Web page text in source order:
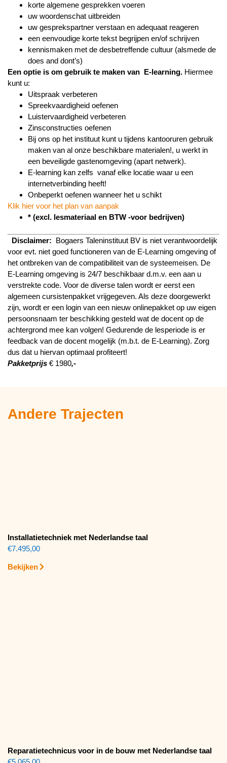
korte algemene gesprekken voeren
uw woordenschat uitbreiden
uw gesprekspartner verstaan en adequaat reageren
een eenvoudige korte tekst begrijpen en/of schrijven
kennismaken met de desbetreffende cultuur (alsmede de
does and dont’s)
Een optie is om gebruik te maken van E-learning. Hiermee
kunt u:
Uitspraak verbeteren
Spreekvaardigheid oefenen
Luistervaardigheid verbeteren
Zinsconstructies oefenen
Bij ons op het instituut kunt u tijdens kantooruren gebruik
maken van al onze beschikbare materialen!, u werkt in
een beveiligde gastenomgeving (apart netwerk).
E-learning kan zelfs vanaf elke locatie waar u een
internetverbinding heeft!
Onbeperkt oefenen wanneer het u schikt
Klik hier voor het plan van aanpak
* (excl. lesmateriaal en BTW -voor bedrijven)
Disclaimer: Bogaers Taleninstituut BV is niet verantwoordelijk
voor evt. niet goed functioneren van de E-Learning omgeving of
het ontbreken van de compatibiliteit van de systeemeisen. De
E-Learning omgeving is 24/7 beschikbaar d.m.v. een aan u
verstrekte code. Voor de diverse talen wordt er eerst een
algemeen cursistenpakket vrijgegeven. Als deze doorgewerkt
zijn, wordt er een login van een nieuw onlinepakket op uw eigen
persoonsnaam ter beschikking gesteld wat de docent op de
achtergrond mee kan volgen! Gedurende de lesperiode is er
feedback van de docent mogelijk (m.b.t. de E-Learning). Zorg
dus dat u hiervan optimaal profiteert!
Pakketprijs € 1980,-
Andere Trajecten
Installatietechniek met Nederlandse taal
€7.495,00
Bekijken
Reparatietechnicus voor in de bouw met Nederlandse taal